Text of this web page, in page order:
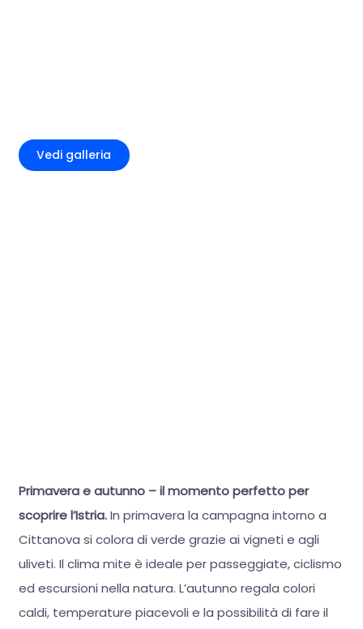
Vedi galleria
Primavera e autunno – il momento perfetto per
scoprire l’Istria.In primavera la campagna intorno a
Cittanova si colora di verde grazie ai vigneti e agli
uliveti. Il clima mite è ideale per passeggiate, ciclismo
ed escursioni nella natura. L’autunno regala colori
caldi, temperature piacevoli e la possibilità di fare il